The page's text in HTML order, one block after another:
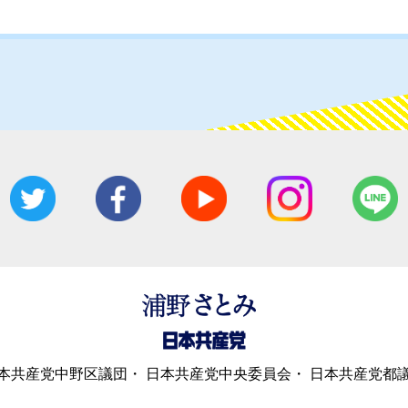
共産党中野区議団 日本共産党中央委員会 日本共産党都